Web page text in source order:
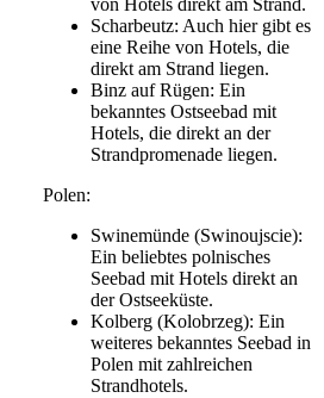
von Hotels direkt am Strand.
Scharbeutz: Auch hier gibt es
eine Reihe von Hotels, die
direkt am Strand liegen.
Binz auf Rügen: Ein
bekanntes Ostseebad mit
Hotels, die direkt an der
Strandpromenade liegen.
Polen:
Swinemünde (Swinoujscie):
Ein beliebtes polnisches
Seebad mit Hotels direkt an
der Ostseeküste.
Kolberg (Kolobrzeg): Ein
weiteres bekanntes Seebad in
Polen mit zahlreichen
Strandhotels.